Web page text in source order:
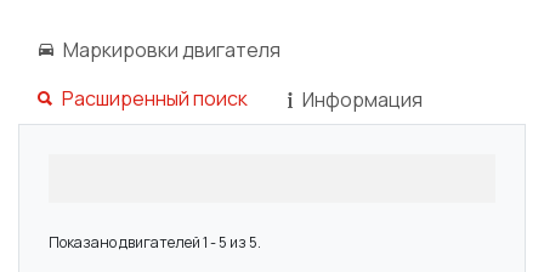
Маркировки двигателя
Расширенный поиск
Информация
Показано двигателей 1 - 5 из 5.